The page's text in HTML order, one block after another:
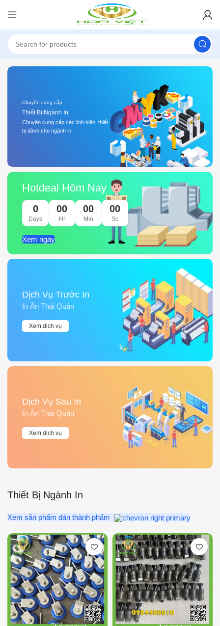
Chuyên cung cấp
Thiết Bị Ngành In
Chuyên cung cấp các linh kiện, thiết
bị dành cho ngành in
Hotdeal Hôm Nay
0
Days
00
Hr
00
Min
00
Sc
Xem ngay
Dịch Vụ Trước In
In Ấn Thái Quân
Xem dịch vụ
Dịch Vụ Sau In
In Ấn Thái Quân
Xem dịch vụ
Thiết Bị Ngành In
Xem sản phẩm dán thành phẩm